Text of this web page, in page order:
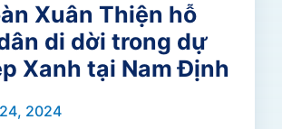
Xuân Thiện hỗ
di dời trong dự
Xanh tại Nam Định
2024